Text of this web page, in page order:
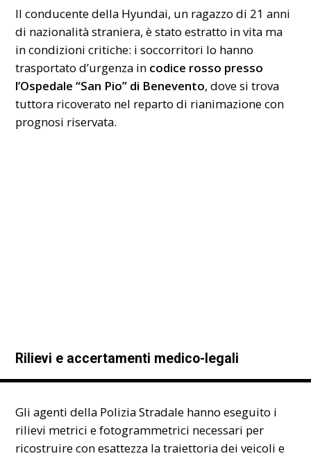
Il conducente della Hyundai, un ragazzo di 21 anni
di nazionalità straniera, è stato estratto in vita ma
in condizioni critiche: i soccorritori lo hanno
trasportato d’urgenza in codice rosso presso
l’Ospedale “San Pio” di Benevento, dove si trova
tuttora ricoverato nel reparto di rianimazione con
prognosi riservata.
Rilievi e accertamenti medico-legali
Gli agenti della Polizia Stradale hanno eseguito i
rilievi metrici e fotogrammetrici necessari per
ricostruire con esattezza la traiettoria dei veicoli e